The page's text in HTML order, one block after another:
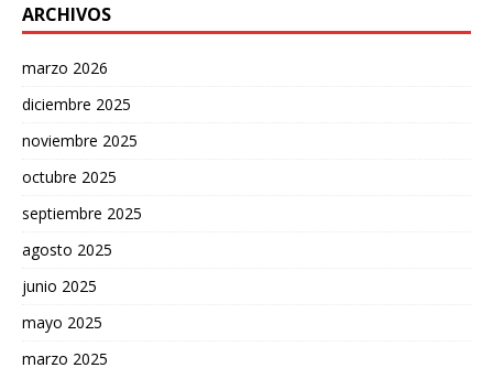
ARCHIVOS
marzo 2026
diciembre 2025
noviembre 2025
octubre 2025
septiembre 2025
agosto 2025
junio 2025
mayo 2025
marzo 2025